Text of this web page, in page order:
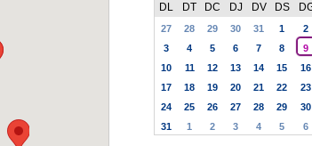
DL
DT DC DJ DV DS
27 28 29 30 31 1
2
3
4 5 6 7 8
9
10
11 12 13 14 15
16
17
18 19 20 21 22
23
24
25 26 27 28 29
30
31
1 2 3 4 5 6